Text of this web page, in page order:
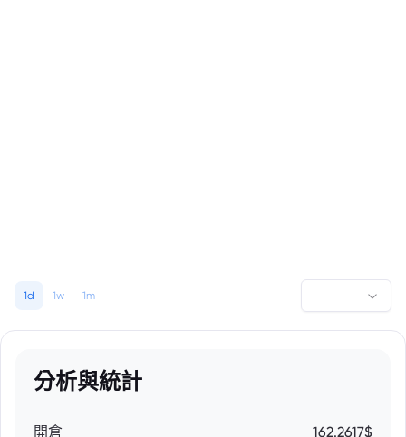
1d 1w 1m
分析與統計
開倉 162.2617$